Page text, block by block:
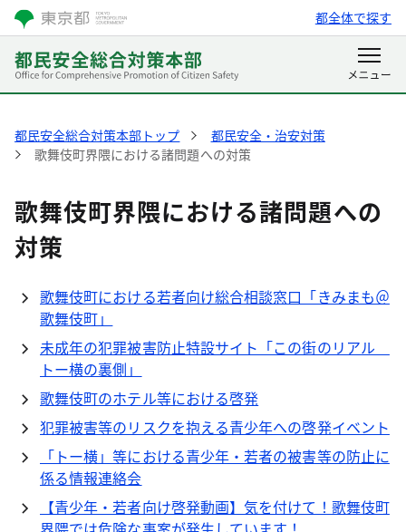
都全体で探す
都民安全総合対策本部トップ
都民安全・治安対策
歌舞伎町界隈における諸問題への対策
歌舞伎町界隈における諸問題への
対策
歌舞伎町における若者向け総合相談窓口「きみまも＠
歌舞伎町」
未成年の犯罪被害防止特設サイト「この街のリアル
トー横の裏側」
歌舞伎町のホテル等における啓発
犯罪被害等のリスクを抱える青少年への啓発イベント
「トー横」等における青少年・若者の被害等の防止に
係る情報連絡会
【青少年・若者向け啓発動画】気を付けて！歌舞伎町